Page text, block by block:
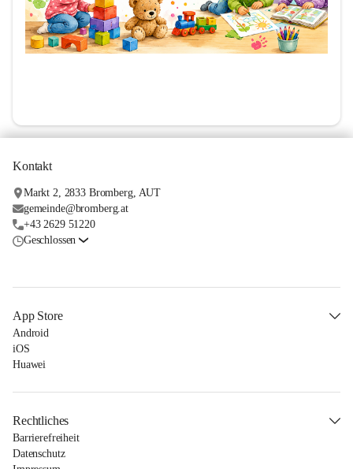
Kontakt
Markt 2, 2833 Bromberg, AUT
gemeinde@bromberg.at
+43 2629 51220
Geschlossen
App Store
Android
iOS
Huawei
Rechtliches
Barrierefreiheit
Datenschutz